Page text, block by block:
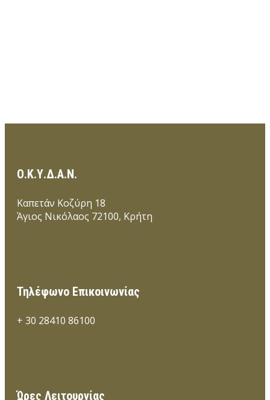
Ο.Κ.Υ.Δ.Α.Ν.
Καπετάν Κοζύρη 18
Άγιος Νικόλαος 72100, Κρήτη
Τηλέφωνο Επικοινωνίας
+ 30 28410 86100
Ώρες Λειτουργίας